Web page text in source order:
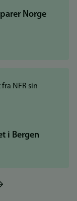
Norge
i Bergen